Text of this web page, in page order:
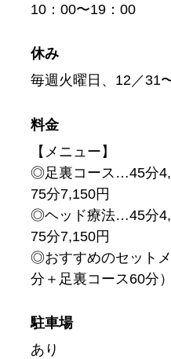
10：00〜19：00
休み
毎週火曜日、12／31
料金
【メニュー】
◎足裏コース…45分
75分7,150円
◎ヘッド療法…45分
75分7,150円
◎おすすめのセット
分＋足裏コース60分
駐車場
あり